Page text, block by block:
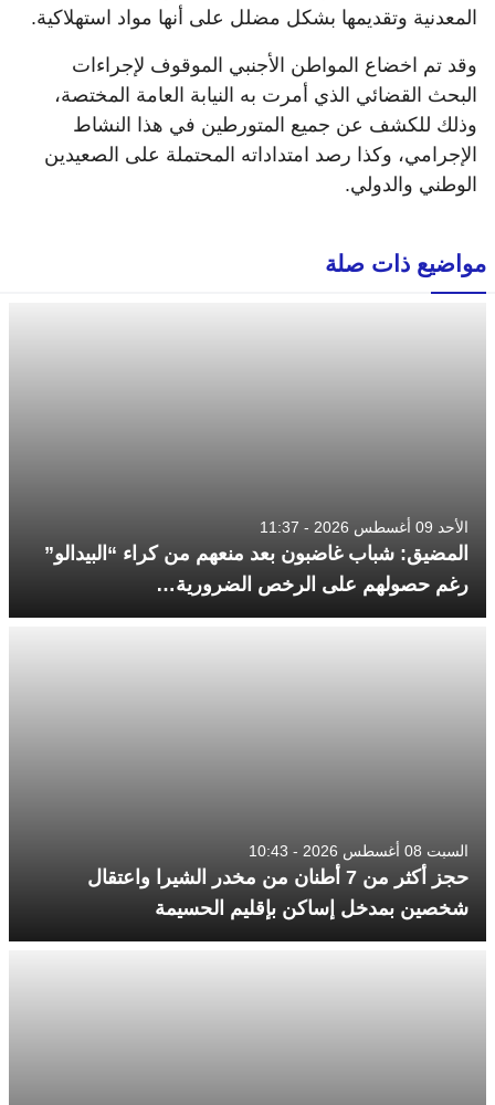
المعدنية وتقديمها بشكل مضلل على أنها مواد استهلاكية.
وقد تم اخضاع المواطن الأجنبي الموقوف لإجراءات
البحث القضائي الذي أمرت به النيابة العامة المختصة،
وذلك للكشف عن جميع المتورطين في هذا النشاط
الإجرامي، وكذا رصد امتداداته المحتملة على الصعيدين
الوطني والدولي.
مواضيع ذات صلة
الأحد 09 أغسطس 2026 - 11:37
المضيق: شباب غاضبون بعد منعهم من كراء “البيدالو”
رغم حصولهم على الرخص الضرورية…
السبت 08 أغسطس 2026 - 10:43
حجز أكثر من 7 أطنان من مخدر الشيرا واعتقال
شخصين بمدخل إساكن بإقليم الحسيمة